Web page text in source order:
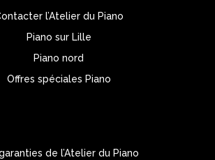
l’Atelier du Piano
Piano sur Lille
Piano nord
Offres spéciales Piano
de l’Atelier du Piano